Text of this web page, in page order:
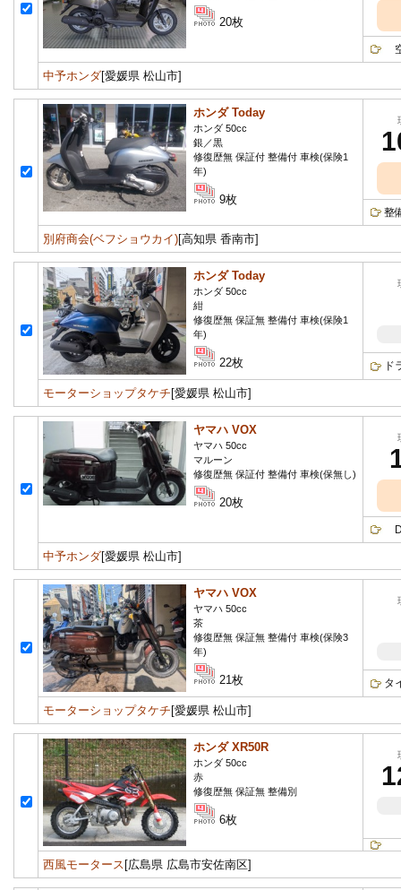
20枚
中予ホンダ[愛媛県 松山市]
ホンダ Today
ホンダ 50cc
銀／黒
修復歴無 保証付 整備付 車検(保険1
年)
9枚
整
別府商会(ベフショウカイ)[高知県 香南市]
ホンダ Today
ホンダ 50cc
紺
修復歴無 保証無 整備付 車検(保険1
年)
22枚 ド
モーターショップタケチ [愛媛県 松山市]
ヤマハ VOX
ヤマハ 50cc
マルーン
修復歴無 保証付 整備付 車検(保無し)
20枚
中予ホンダ[愛媛県 松山市]
ヤマハ VOX
ヤマハ 50cc
茶
修復歴無 保証無 整備付 車検(保険3
年)
21枚 タ
モーターショップタケチ [愛媛県 松山市]
ホンダ XR50R
ホンダ 50cc
赤
修復歴無 保証無 整備別
6枚
西風モータース [広島県 広島市安佐南区]